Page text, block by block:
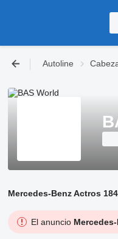
Autoline
Mercedes-Benz Actros
El anuncio